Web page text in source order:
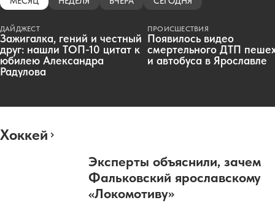
ДАЙДЖЕСТ
Зажигалка, гений и честный
друг: нашли ТОП-10 цитат к
юбилею Александра
Радулова
ПРОИСШЕСТВИЯ
Появилось видео
смертельного ДТП
и автобуса в Ярославле
Хоккей
Эксперты объяснили, зачем
Фальковский ярославскому
«Локомотиву»